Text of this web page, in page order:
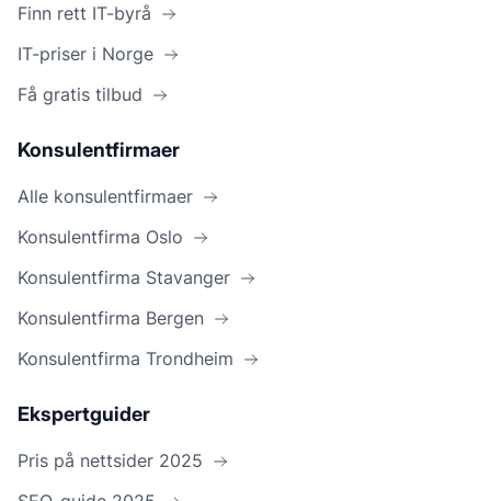
Finn rett IT-byrå
IT-priser i Norge
Få gratis tilbud
Konsulentfirmaer
Alle konsulentfirmaer
Konsulentfirma Oslo
Konsulentfirma Stavanger
Konsulentfirma Bergen
Konsulentfirma Trondheim
Ekspertguider
Pris på nettsider 2025